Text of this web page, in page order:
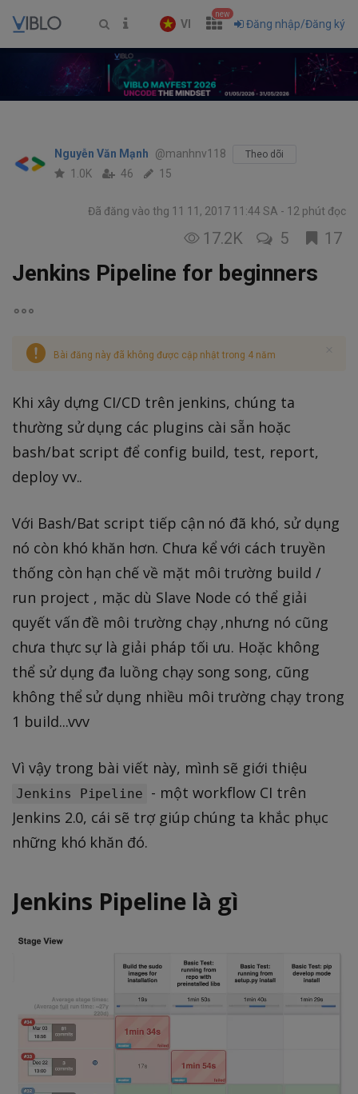
VI
new
Đăng nhập/Đăng ký
Nguyễn Văn Mạnh @manhnv118 Theo dõi
1.0K 46 15
Đã đăng vào thg 11 11, 2017 11:44 SA 12 phút đọc
17.2K 5 17
Jenkins Pipeline for beginners
Bài đăng này đã không được cập nhật trong 4 năm
Khi xây dựng CI/CD trên jenkins, chúng ta
thường sử dụng các plugins cài sẵn hoặc
bash/bat script để config build, test, report,
deploy vv..
Với Bash/Bat script tiếp cận nó đã khó, sử dụng
nó còn khó khăn hơn. Chưa kể với cách truyền
thống còn hạn chế về mặt môi trường build /
run project , mặc dù Slave Node có thể giải
quyết vấn đề môi trường chạy ,nhưng nó cũng
chưa thực sự là giải pháp tối ưu. Hoặc không
thể sử dụng đa luồng chạy song song, cũng
không thể sử dụng nhiều môi trường chạy trong
1 build...vvv
Vì vậy trong bài viết này, mình sẽ giới thiệu
Jenkins Pipeline
- một workflow CI trên
Jenkins 2.0, cái sẽ trợ giúp chúng ta khắc phục
những khó khăn đó.
Jenkins Pipeline là gì